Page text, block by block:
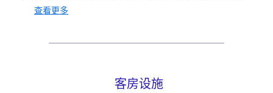
查看更多
客房设施